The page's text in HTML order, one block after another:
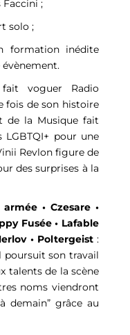
Faccini ;
solo ;
formation inédite
fait voguer Radio
fois de son histoire
de la Musique fait
pour une
Revlon figure de
des surprises à la
• Czesare •
Fusée • Lafable
• Poltergeist:
poursuit son travail
talents de la scène
noms viendront
demain” grâce au